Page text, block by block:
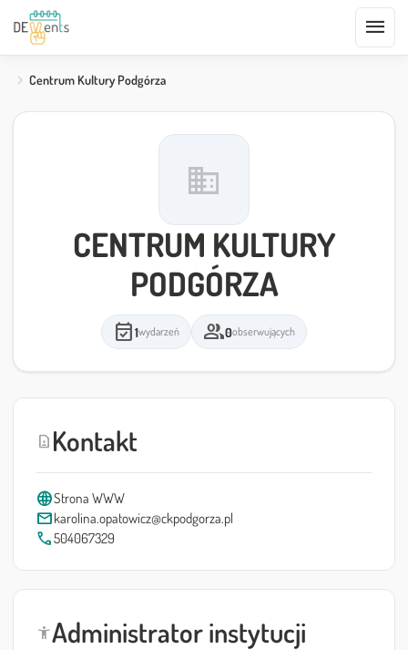
menu
Centrum Kultury Podgórza
domain
CENTRUM KULTURY
PODGÓRZA
event_available1wydarzeń group0obserwujących
contact_page Kontakt
languageStrona WWW
mailkarolina.opatowicz@ckpodgorza.pl
call504067329
accessibility_newAdministrator instytucji